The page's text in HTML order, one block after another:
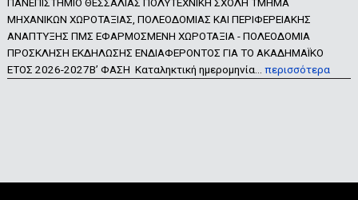
ΜΗΧΑΝΙΚΩΝ ΧΩΡΟΤΑΞΙΑΣ, ΠΟΛΕΟΔΟΜΙΑΣ ΚΑΙ ΠΕΡΙΦΕΡΕΙΑΚΗΣ
ΑΝΑΠΤΥΞΗΣ ΠΜΣ ΕΦΑΡΜΟΣΜΕΝΗ ΧΩΡΟΤΑΞΙΑ - ΠΟΛΕΟΔΟΜΙΑ
ΠΡΟΣΚΛΗΣΗ ΕΚΔΗΛΩΣΗΣ ΕΝΔΙΑΦΕΡΟΝΤΟΣ ΓΙΑ ΤΟ ΑΚΑΔΗΜΑΪΚΟ
ΕΤΟΣ 2026-2027Β’ ΦΑΣΗ Καταληκτική ημερομηνία… περισσότερα